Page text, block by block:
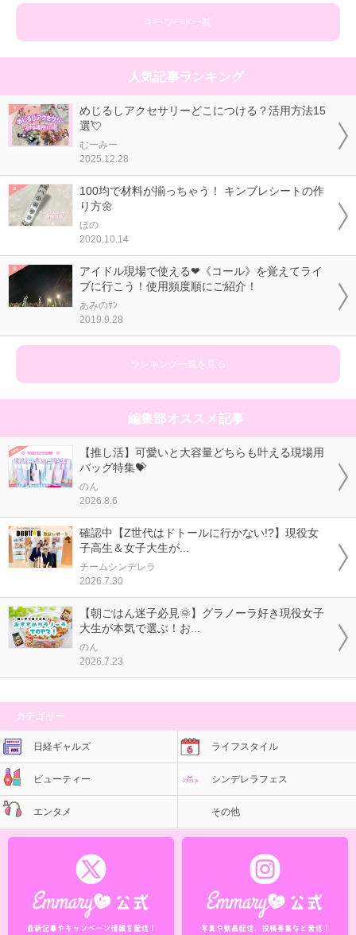
キーワード一覧
人気記事ランキング
めじるしアクセサリーどこにつける？活用方法15
選💘
むーみー
2025.12.28
100均で材料が揃っちゃう！ キンブレシートの作
り方🌼
ほの
2020.10.14
アイドル現場で使える❤《コール》を覚えてライ
ブに行こう！使用頻度順にご紹介！
あみのｻﾝ
2019.9.28
ランキング一覧を見る
編集部オススメ記事
【推し活】可愛いと大容量どちらも叶える現場用
バッグ特集💝
のん
2026.8.6
確認中【Z世代はドトールに行かない!?】現役女
子高生＆女子大生が...
チームシンデレラ
2026.7.30
【朝ごはん迷子必見🌞】グラノーラ好き現役女子
大生が本気で選ぶ！お...
のん
2026.7.23
カテゴリー
日経ギャルズ ライフスタイル
ビューティー シンデレラフェス
エンタメ その他